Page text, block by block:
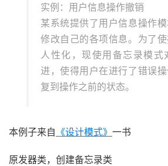
实例：用户信息操作撤销
某系统提供了用户信息操作
修改自己的各项信息。为了
人性化，现使用备忘录模式
进，使得用户在进行了错误
复到操作之前的状态。
本例子来自 《设计模式》 一书
原发器类，创建备忘录类